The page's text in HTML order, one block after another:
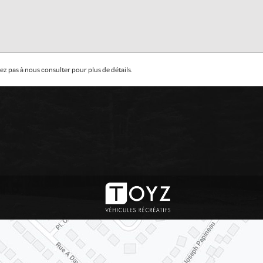
pas à nous consulter pour plus de détails.